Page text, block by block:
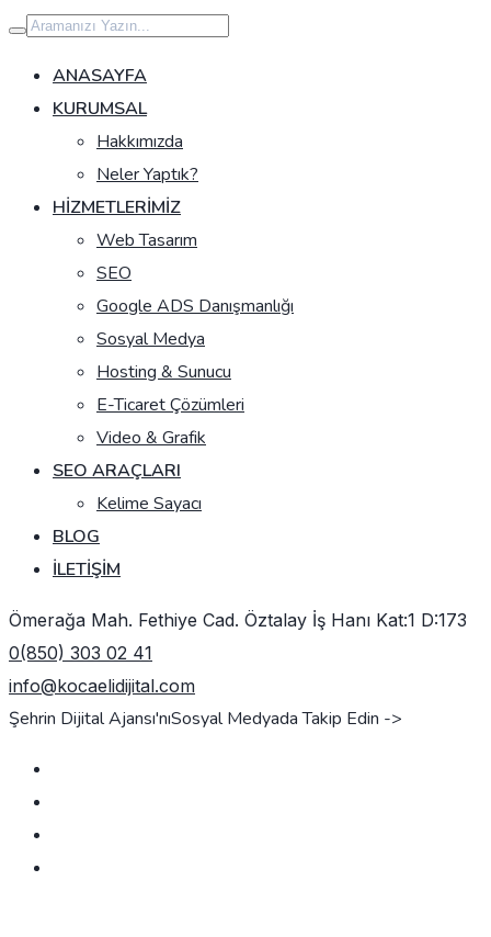
İçeriğe
geç
ANASAYFA
KURUMSAL
Hakkımızda
Neler Yaptık?
HIZMETLERIMIZ
Web Tasarım
SEO
Google ADS Danışmanlığı
Sosyal Medya
Hosting & Sunucu
E-Ticaret Çözümleri
Video & Grafik
SEO ARAÇLARI
Kelime Sayacı
BLOG
İLETIŞIM
Ömerağa Mah. Fethiye Cad. Öztalay İş Hanı Kat:1 D:173
0(850) 303 02 41
info@kocaelidijital.com
Şehrin Dijital Ajansı'nıSosyal Medyada Takip Edin ->